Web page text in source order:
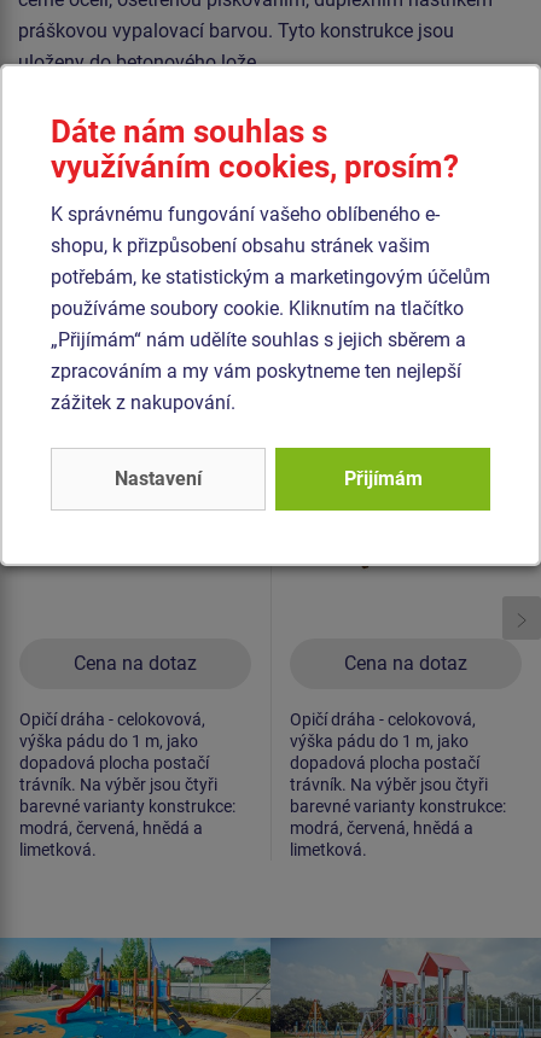
práškovou vypalovací barvou. Tyto konstrukce jsou
uloženy do betonového lože.
polypropylenu s vnitřním ocelovým jádrem) a jsou
spojována plastovými spoji. Veškerý spojovací materiál je
pozinkovaný nebo nerezový.
Podobnézboží
Produkt - OPD-8301K-10
Opičí dráha -
celokovová (v.p. 1 m)
Cena na dotaz
Novinka
Opičí dráha - celokovová,
výška pádu do 1 m, jako
dopadová plocha postačí
trávník. Na výběr jsou čtyři
barevné varianty konstrukce:
modrá, červená, hnědá a
limetková.
Produkt - OPD-8404K-10
Opičí dráha -
Cena na dotaz
Novinka
Opičí dráha - celokovová,
výška pádu do 1 m, jako
dopadová plocha postačí
trávník. Na výběr jsou čtyři
barevné varianty konstrukce:
modrá, červená, hnědá a
limetková.
Dáte nám souhlas s
využíváním cookies, prosím?
K správnému fungování vašeho oblíbeného e-
shopu, k přizpůsobení obsahu stránek vašim
potřebám, ke statistickým a marketingovým účelům
používáme soubory cookie. Kliknutím na tlačítko
„Přijímám“ nám udělíte souhlas s jejich sběrem a
zpracováním a my vám poskytneme ten nejlepší
zážitek z nakupování.
Nastavení Přijímám